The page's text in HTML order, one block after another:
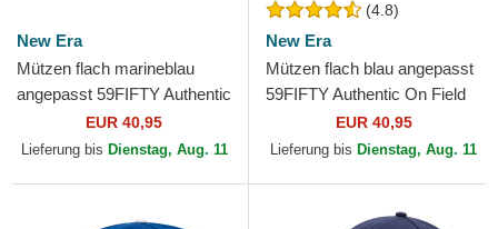
New Era
Mützen flach marineblau
angepasst 59FIFTY Authentic
On Field der Seattle Mariners
MLB von New Era
EUR 40,95
Lieferung bis Dienstag, Aug. 11
(4.8)
New Era
Mützen flach blau angepasst
59FIFTY Authentic On Field
Game der Los Angeles
Dodgers MLB von New Era
EUR 40,95
Lieferung bis Dienstag, Aug. 11